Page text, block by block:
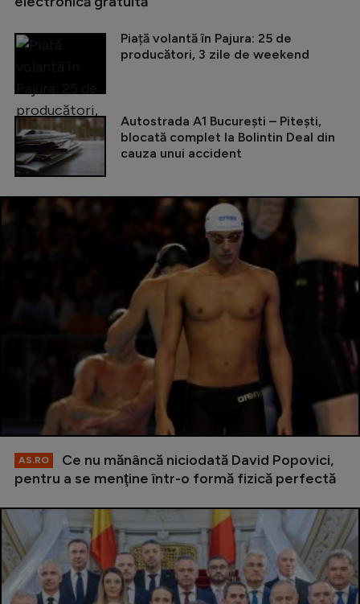
Piață volantă în Pajura: 25 de
producători, 3 zile de weekend
Autostrada A1 București – Pitești,
blocată complet la Bolintin Deal din
cauza unui accident
AS.RO
Ce nu mănâncă niciodată David Popovici,
pentru a se menţine într-o formă fizică perfectă